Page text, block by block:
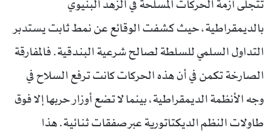
تتجلّى أزمة الحركات المسلحة في الزهد البنيوي
بالديمقراطية، حيث كشفت الوقائع عن نمط ثابت يستدبر
التداول السلمي للسلطة لصالح شرعية البندقية. فالمفارقة
الصارخة تكمن في أن هذه الحركات كانت ترفع السلاح في
وجه الأنظمة الديمقراطية، بينما لا تضع أوزار حربها إلا فوق
طاولات النظم الديكتاتورية عبر صفقات ثنائية. هذا